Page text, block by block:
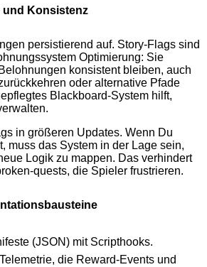
und Konsistenz
persistierend auf. Story-Flags sind
Optimierung: Sie
konsistent bleiben, auch
oder alternative Pfade
Blackboard-System hilft,
in größeren Updates. Wenn Du
muss das System in der Lage sein,
Logik zu mappen. Das verhindert
quests, die Spieler frustrieren.
(JSON) mit Scripthooks.
die Reward-Events und